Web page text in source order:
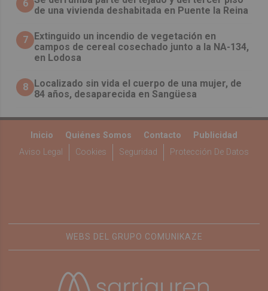
6
de una vivienda deshabitada en Puente la Reina
7 Extinguido un incendio de vegetación en
campos de cereal cosechado junto a la NA-134,
en Lodosa
8 Localizado sin vida el cuerpo de una mujer, de
84 años, desaparecida en Sangüesa
Inicio Quiénes Somos Contacto
Publicidad
Aviso Legal
Cookies Seguridad Protección De Datos
WEBS DEL GRUPO COMUNIKAZE